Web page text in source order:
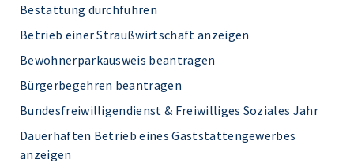
Bestattung durchführen
Betrieb einer Straußwirtschaft anzeigen
Bewohnerparkausweis beantragen
Bürgerbegehren beantragen
Bundesfreiwilligendienst & Freiwilliges Soziales Jahr
Dauerhaften Betrieb eines Gaststättengewerbes
anzeigen